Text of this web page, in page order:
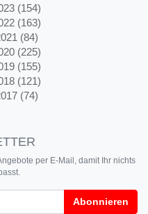
(154)
(163)
(84)
(225)
(155)
(121)
(74)
per E-Mail, damit Ihr nichts
Abonnieren